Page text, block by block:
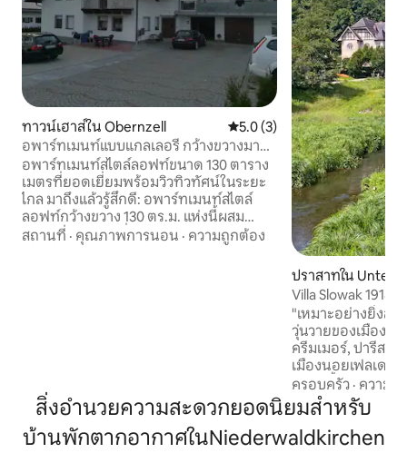
ทาวน์เฮาส์ใน Obernzell คะแนนเฉลี่ย 5.0 จาก 5, 3 รีวิว
5.0 (3)
อพาร์ทเมนท์แบบแกลเลอรี กว้างขวางมาก
130 ตร.ม.
อพาร์ทเมนท์สไตล์ลอฟท์ขนาด 130 ตาราง
เมตรที่ยอดเยี่ยมพร้อมวิวทิวทัศน์ในระยะ
ไกล มาถึงแล้วรู้สึกดี: อพาร์ทเมนท์สไตล์
ลอฟท์กว้างขวาง 130 ตร.ม. แห่งนี้ผสม
ผสานการใช้ชีวิตที่ทันสมัยเข้ากับ
บรรยากาศชนบทอันเงียบสงบ จุดเด่นคือ
คุณภาพชีวิตสูงสุดท่ามกลางธรรมชาติ
สถานที่ · คุณภาพการนอน · ความถูกต้อง
ปราสาทใน
Villa Slowak 1918_1
"เหมาะอย่างยิ่งส
วุ่นวายของเมืองอ
ครีมเมอร์, ปารีส;
เมืองนอยเฟลเดน
ริมแม่น้ำกรอสเซอ
ทางปั่นจักรยานที่
หารมูห์ลทัลฮอฟ แ
รางวัลเพียง 400 เ
ครอบครัว · ความคุ้
สิ่งอำนวยความสะดวกยอดนิยมสำหรับ
บ้านพักตากอากาศในNiederwaldkirchen